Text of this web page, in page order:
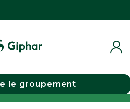
le groupement